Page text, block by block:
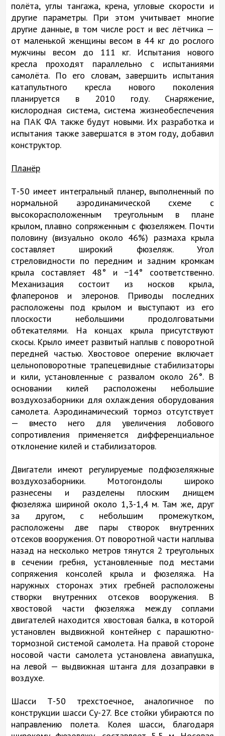
полёта, углы тангажа, крена, угловые скорости и
другие параметры. При этом учитывает многие
другие данные, в том числе рост и вес лётчика —
от маленькой женщины весом в 44 кг до рослого
мужчины весом до 111 кг. Испытания нового
кресла проходят параллельно с испытаниями
самолёта. По его словам, завершить испытания
катапультного кресла нового поколения
планируется в 2010 году. Снаряжение,
кислородная система, система жизнеобеспечения
на ПАК ФА также будут новыми. Их разработка и
испытания также завершатся в этом году, добавил
конструктор.
Планёр
Т-50 имеет интегральный планер, выполненный по
нормальной аэродинамической схеме с
высокорасположенным треугольным в плане
крылом, плавно сопряженным с фюзеляжем. Почти
половину (визуально около 46%) размаха крыла
составляет широкий фюзеляж. Угол
стреловидности по передним и задним кромкам
крыла составляет 48° и −14° соответственно.
Механизация состоит из носков крыла,
флаперонов и элеронов. Приводы последних
расположены под крылом и выступают из его
плоскости небольшими продолговатыми
обтекателями. На концах крыла присутствуют
скосы. Крыло имеет развитый наплыв с поворотной
передней частью. Хвостовое оперение включает
цельноповоротные трапецевидные стабилизаторы
и кили, установленные с развалом около 26°. В
основании килей расположены небольшие
воздухозаборники для охлаждения оборудования
самолета. Аэродинамический тормоз отсутствует
— вместо него для увеличения лобового
сопротивления применяется дифференциальное
отклонение килей и стабилизаторов.
Двигатели имеют регулируемые подфюзеляжные
воздухозаборники. Мотогондолы широко
разнесены и разделены плоским днищем
фюзеляжа шириной около 1,3-1,4 м. Там же, друг
за другом, с небольшим промежутком,
расположены две пары створок внутренних
отсеков вооружения. От поворотной части наплыва
назад на несколько метров тянутся 2 треугольных
в сечении гребня, установленные под местами
сопряжения консолей крыла и фюзеляжа. На
наружных сторонах этих гребней расположены
створки внутренних отсеков вооружения. В
хвостовой части фюзеляжа между соплами
двигателей находится хвостовая балка, в которой
установлен выдвижной контейнер с парашютно-
тормозной системой самолета. На правой стороне
носовой части самолета установлена авиапушка,
на левой — выдвижная штанга для дозаправки в
воздухе.
Шасси Т-50 трехстоечное, аналогичное по
конструкции шасси Су-27. Все стойки убираются по
направлению полета. Колея шасси, благодаря